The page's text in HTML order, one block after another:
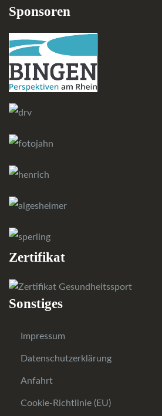
Sponsoren
Zertifikat
Sonstiges
Impressum
Datenschutzerklärung
Anfahrt
Cookie-Richtlinie (EU)